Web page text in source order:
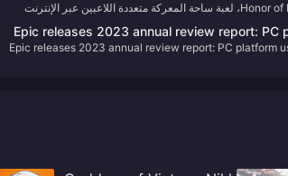
أطلقت لعبة Honor of Kings، لعبة ساحة المعركة متعددة اللاعبين عبر الإنترنت
Epic releases 2023 annual review report: PC
Epic releases 2023 annual review report: PC platform